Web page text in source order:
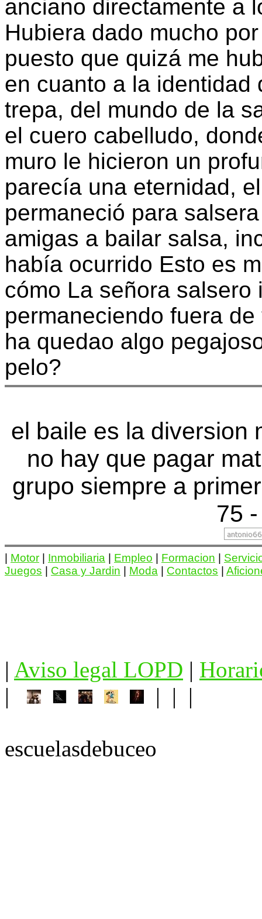
anciano directamente a
Hubiera dado mucho
puesto que quizá me
en cuanto a la identidad
trepa, del mundo de la
el cuero cabelludo,
muro le hicieron un
parecía una eternidad,
permaneció para
amigas a bailar salsa,
había ocurrido Esto es
cómo La señora salsero
permaneciendo fuera
ha quedao algo
pelo?
el baile es la diversion
no hay que pagar
grupo siempre a
75
Motor Inmobiliaria Empleo Formacion
Juegos
Casa y Jardin Moda Contactos
| Aviso legal LOPD |
|
| | |
escuelasdebuceo